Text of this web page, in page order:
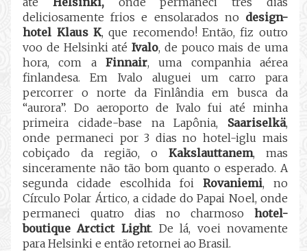
deliciosamente frios e ensolarados no design-
hotel Klaus K, que recomendo! Então, fiz outro
voo de Helsinki atéIvalo, de pouco mais de uma
hora, com a Finnair, uma companhia aérea
finlandesa. Em Ivalo aluguei um carro para
percorrer o norte da Finlândia em busca da
“aurora”. Do aeroporto de Ivalo fui até minha
primeira cidade-base na Lapônia, Saariselkä,
onde permaneci por 3 dias no hotel-iglu mais
cobiçado da região, o Kakslauttanem, mas
sinceramente não tão bom quanto o esperado. A
segunda cidade escolhida foi Rovaniemi, no
Círculo Polar Ártico, a cidade do Papai Noel, onde
permaneci quatro dias no charmoso hotel-
boutique Arctict Light. De lá, voei novamente
para Helsinki e então retornei ao Brasil.